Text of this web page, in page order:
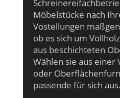
Möbelstücke nach
Vostellungen
ob es sich um
aus beschichteten
Wählen sie aus einer
oder
passende für sich aus.